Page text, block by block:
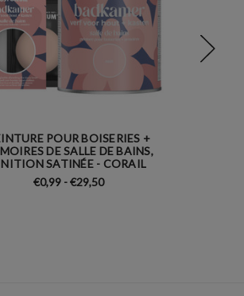
POUR BOISERIES +
DE SALLE DE BAINS,
SATINÉE - CORAIL
€0,99 - €29,50